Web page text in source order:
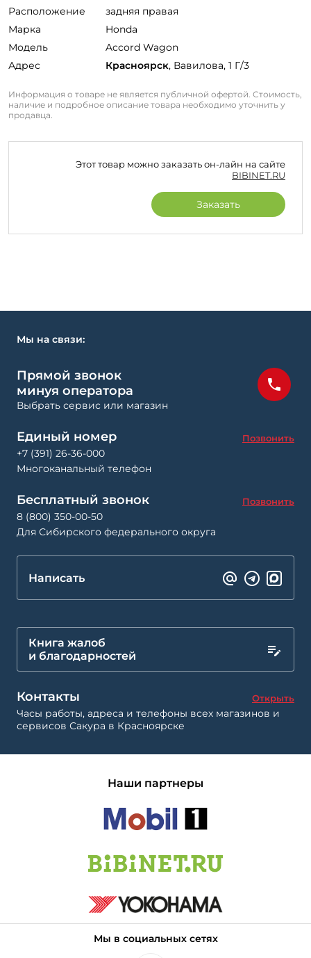
Расположение
задняя правая
Марка
Honda
Модель
Accord Wagon
Адрес
Красноярск, Вавилова, 1 Г/3
Информация о товаре не является публичной офертой. Стоимость,
наличие и подробное описание товара необходимо уточнить у
продавца.
Этот товар можно заказать он-лайн на сайте
BIBINET.RU
Заказать
Мы на связи:
Прямой звонок
минуя оператора
Выбрать сервис или магазин
Единый номер Позвонить
+7 (391) 26-36-000
Многоканальный телефон
Бесплатный звонок Позвонить
8 (800) 350-00-50
Для Сибирского федерального округа
Написать
Книга жалоб
и благодарностей
Контакты Открыть
Часы работы, адреса и телефоны всех магазинов и
сервисов Сакура в Красноярске
Наши партнеры
Мы в социальных сетях